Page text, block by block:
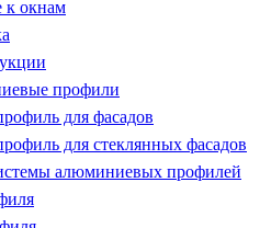
окнам
профили
для фасадов
для стеклянных фасадов
алюминиевых профилей